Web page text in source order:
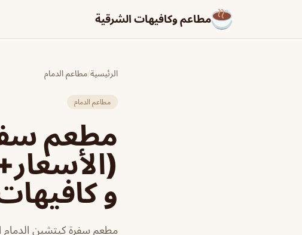
مطاعم وكافيهات الشرقية
الرئيسية/مطاعم الدمام
مطاعم الدمام
مطعم
و
مطعم سفرة كيتشين الدمام